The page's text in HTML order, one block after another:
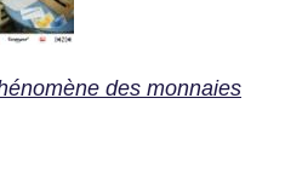
des monnaies